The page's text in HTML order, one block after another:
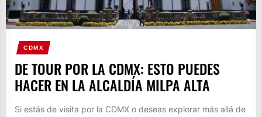
CDMX
DE TOUR POR LA CDMX: ESTO PUEDES
HACER EN LA ALCALDÍA MILPA ALTA
Si estás de visita por la CDMX o deseas explorar más allá de